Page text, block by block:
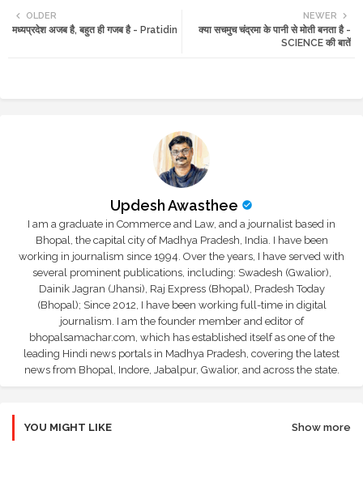
tte ats
NEWER
क्या सचमुच चंद्रमा के पानी से मोती बनता है -
SCIENCE की बातें
OLDER
मध्यप्रदेश अजब है, बहुत ही गजब है - Pratidin
Updesh Awasthee
I am a graduate in Commerce and Law, and a journalist based in
Bhopal, the capital city of Madhya Pradesh, India. I have been
working in journalism since 1994. Over the years, I have served with
several prominent publications, including: Swadesh (Gwalior),
Dainik Jagran (Jhansi), Raj Express (Bhopal), Pradesh Today
(Bhopal); Since 2012, I have been working full-time in digital
journalism. I am the founder member and editor of
bhopalsamachar.com, which has established itself as one of the
leading Hindi news portals in Madhya Pradesh, covering the latest
news from Bhopal, Indore, Jabalpur, Gwalior, and across the state.
YOU MIGHT LIKE Show more